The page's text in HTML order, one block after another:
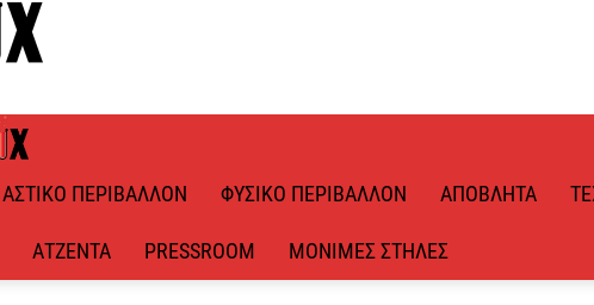
ΑΣΤΙΚΌ ΠΕΡΙΒΆΛΛΟΝ ΦΥΣΙΚΌ ΠΕΡΙΒΆΛΛΟΝ ΑΠΌΒΛΗΤΑ
ΑΤΖΈΝΤΑ PRESSROOM ΜΌΝΙΜΕΣ ΣΤΉΛΕΣ